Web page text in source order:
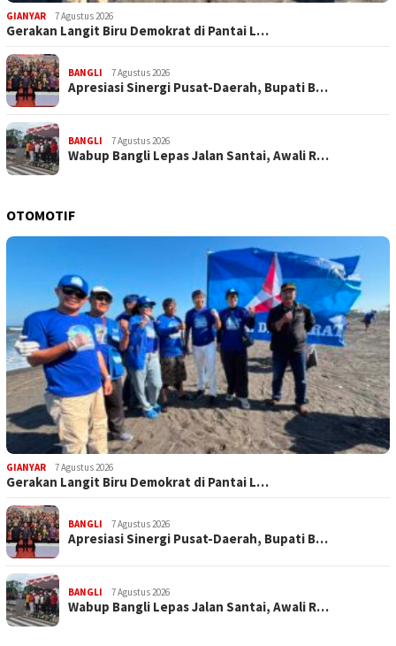
GIANYAR 7 Agustus 2026
Gerakan Langit Biru Demokrat di Pantai L…
BANGLI 7 Agustus 2026
Apresiasi Sinergi Pusat-Daerah, Bupati B…
BANGLI 7 Agustus 2026
Wabup Bangli Lepas Jalan Santai, Awali R…
OTOMOTIF
GIANYAR 7 Agustus 2026
Gerakan Langit Biru Demokrat di Pantai L…
BANGLI 7 Agustus 2026
Apresiasi Sinergi Pusat-Daerah, Bupati B…
BANGLI 7 Agustus 2026
Wabup Bangli Lepas Jalan Santai, Awali R…